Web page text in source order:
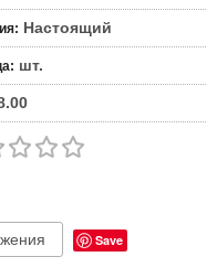
: Настоящий
: шт.
Save